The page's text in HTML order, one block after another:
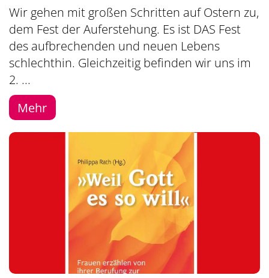
Wir gehen mit großen Schritten auf Ostern zu,
dem Fest der Auferstehung. Es ist DAS Fest
des aufbrechenden und neuen Lebens
schlechthin. Gleichzeitig befinden wir uns im
2. ...
Mehr